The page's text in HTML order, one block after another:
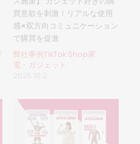
買意欲を刺激！リアルな使用
感×双方向コミュニケーション
で購買を促進
弊社事例TikTok Shop家
電・ガジェット